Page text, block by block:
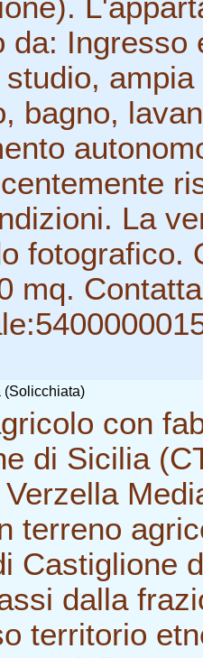
da: Ingresso
bagno,
La
fotografico.
mq.
con
di Sicilia
terreno
Castiglione
dalla
territorio